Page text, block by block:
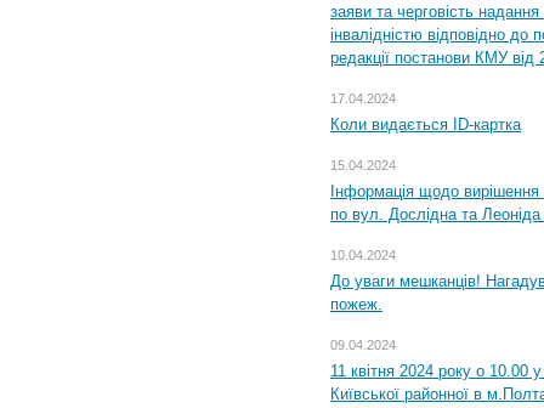
заяви та черговість надання
інвалідністю відповідно
редакції постанови КМУ
17.04.2024
Коли видається ID-картка
15.04.2024
Інформація щодо
по вул. Дослідна та Леоніда
10.04.2024
До уваги мешканців!
пожеж.
09.04.2024
11 квітня 2024 року о 10.00
Київської районної в